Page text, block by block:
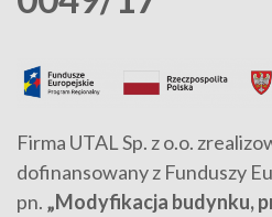
Firma UTAL Sp. z o.o.
dofinansowany z Funduszy
pn. „Modyfikacja budynku,